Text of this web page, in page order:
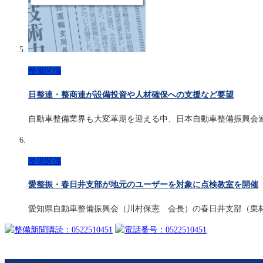
整備関係
日整連・整商連が設備投資や人材確保への支援など要望
自動車整備業界も大変革期を迎える中、日本自動車整備振興会
整備関係
愛整振・春日井支部が地元のユーザーを対象に点検教室を開催
愛知県自動車整備振興会（川村保憲 会長）の春日井支部（